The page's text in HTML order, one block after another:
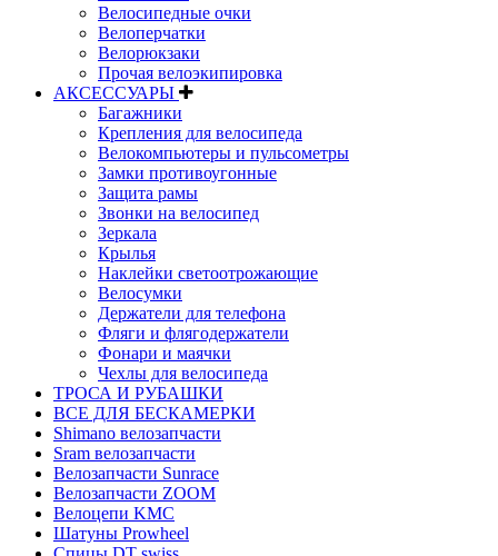
Велосипедные очки
Велоперчатки
Велорюкзаки
Прочая велоэкипировка
АКСЕССУАРЫ
Багажники
Крепления для велосипеда
Велокомпьютеры и пульсометры
Замки противоугонные
Защита рамы
Звонки на велосипед
Зеркала
Крылья
Наклейки светоотрожающие
Велосумки
Держатели для телефона
Фляги и флягодержатели
Фонари и маячки
Чехлы для велосипеда
ТРОСА И РУБАШКИ
ВСЕ ДЛЯ БЕСКАМЕРКИ
Shimano велозапчасти
Sram велозапчасти
Велозапчасти Sunrace
Велозапчасти ZOOM
Велоцепи KMC
Шатуны Prowheel